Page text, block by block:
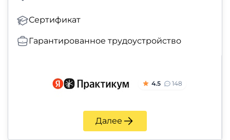
Сертификат
Гарантированное трудоустройство
4.5 148
Далее